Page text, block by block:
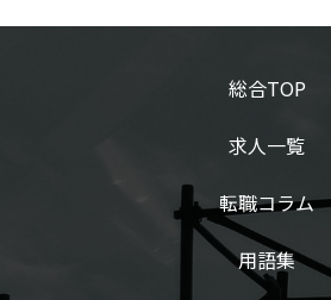
総合TOP
求人一覧
転職コラム
用語集